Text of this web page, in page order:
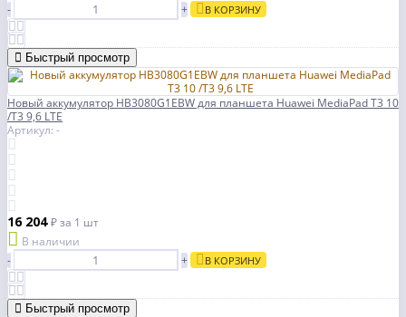
-
+ В КОРЗИНУ
Быстрый просмотр
Новый аккумулятор HB3080G1EBW для планшета Huawei MediaPad T3 10
/T3 9,6 LTE
Артикул: -
16 204₽за 1 шт
В наличии
-
+ В КОРЗИНУ
Быстрый просмотр